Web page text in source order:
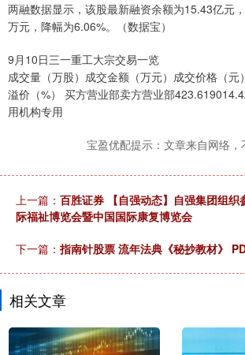
两融数据显示，该股最新融资余额为15.43亿元
万元，降幅为6.06%。（数据宝）
9月10日三一重工大宗交易一览
成交量（万股）成交金额（万元）成交价格（元
溢价（%） 买方营业部卖方营业部
用机构专用
宝盈优配提示：文章来自网络，
上一篇： 百胜证券 【自强动态】自强集团组织
际福祉博览会暨中国国际康复博览会
下一篇： 指南针股票 流年法典《秘抄教材》
相关文章